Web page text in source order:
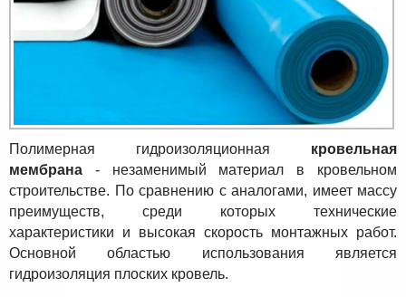
Полимерная гидроизоляционная кровельная
мембрана - незаменимый материал в кровельном
строительстве. По сравнению с аналогами, имеет массу
преимуществ, среди которых технические
характеристики и высокая скорость монтажных работ.
Основной областью использования является
гидроизоляция плоских кровель.